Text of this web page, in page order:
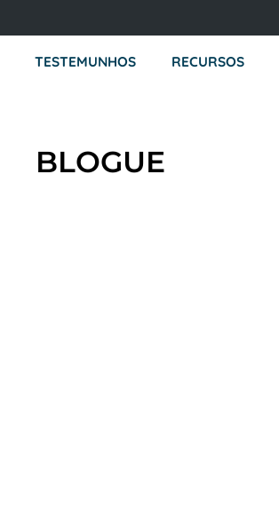
TESTEMUNHOS RECURSOS
BLOGUE